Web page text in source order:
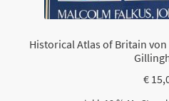
Historical Atlas of Britain
€